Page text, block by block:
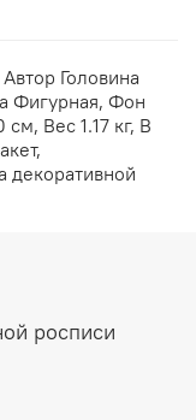
Головина
Фигурная, Фон
Вес 1.17 кг, В
декоративной
росписи